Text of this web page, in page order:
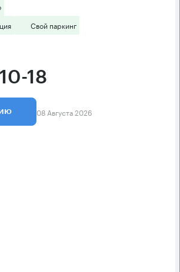
Свой паркинг
18
08 Августа 2026